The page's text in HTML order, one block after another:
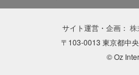
サイト運営・企画： 株
〒103-0013 東京都中
© Oz